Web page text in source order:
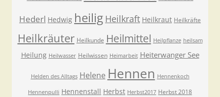
Hederl Hedwig heilig Heilkraft Heilkraut Heilkräfte
Heilkräuter Heilkunde Heilmittel Heilpflanze heilsam
Heilung Heilwasser Heilwissen Heimarbeit Heiterwanger See
Helden des Alltags Helene Hennen Hennenkoch
Hennenpulli Hennenstall Herbst Herbst2017 Herbst 2018